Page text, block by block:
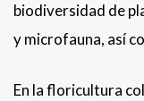
biodiversidad de
y microfauna, así
En la floricultura